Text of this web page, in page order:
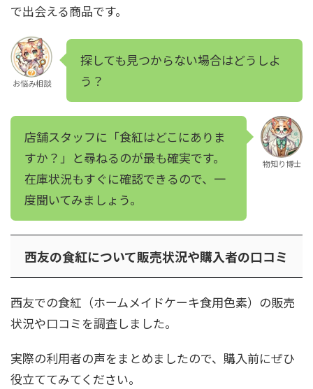
で出会える商品です。
お悩み相談
探しても見つからない場合はどうしよ
う？
店舗スタッフに「食紅はどこにありま
すか？」と尋ねるのが最も確実です。
在庫状況もすぐに確認できるので、一
度聞いてみましょう。
物知り博士
西友の食紅について販売状況や購入者の口コミ
西友での食紅（ホームメイドケーキ食用色素）の販売
状況や口コミを調査しました。
実際の利用者の声をまとめましたので、購入前にぜひ
役立ててみてください。